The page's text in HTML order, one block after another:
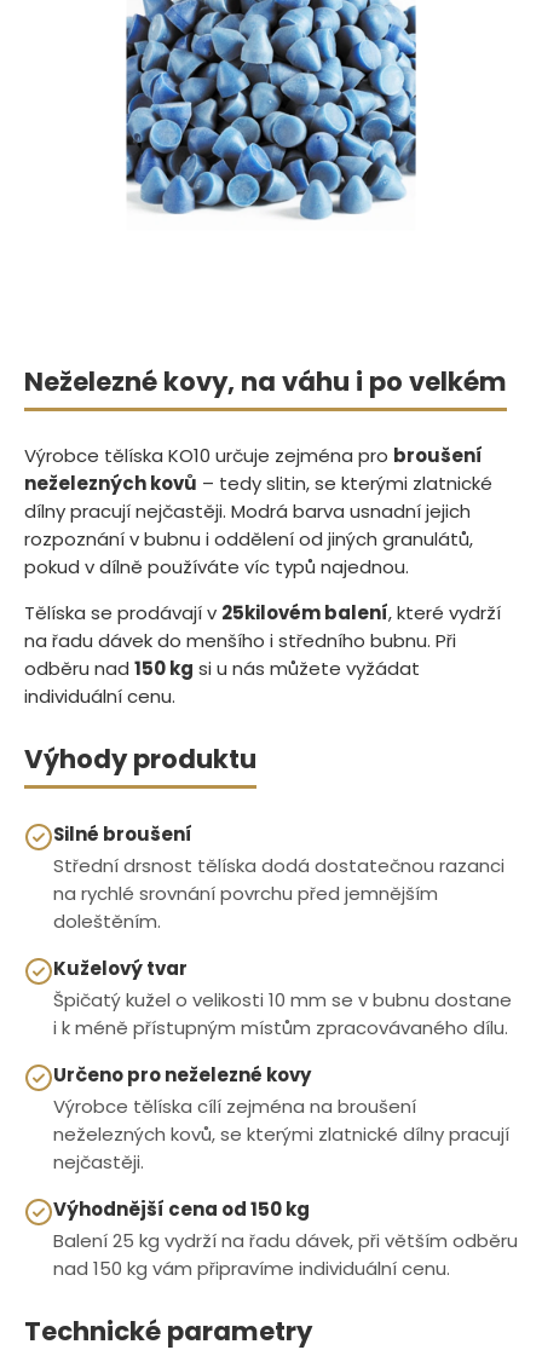
Neželezné kovy, na váhu i po velkém
Výrobce tělíska KO10 určuje zejména pro broušení
neželezných kovů – tedy slitin, se kterými zlatnické
dílny pracují nejčastěji. Modrá barva usnadní jejich
rozpoznání v bubnu i oddělení od jiných granulátů,
pokud v dílně používáte víc typů najednou.
Tělíska se prodávají v 25kilovém balení, které vydrží
na řadu dávek do menšího i středního bubnu. Při
odběru nad 150 kg si u nás můžete vyžádat
individuální cenu.
Výhody produktu
Silné broušení
Střední drsnost tělíska dodá dostatečnou razanci
na rychlé srovnání povrchu před jemnějším
doleštěním.
Kuželový tvar
Špičatý kužel o velikosti 10 mm se v bubnu dostane
i k méně přístupným místům zpracovávaného dílu.
Určeno pro neželezné kovy
Výrobce tělíska cílí zejména na broušení
neželezných kovů, se kterými zlatnické dílny pracují
nejčastěji.
Výhodnější cena od 150 kg
Balení 25 kg vydrží na řadu dávek, při větším odběru
nad 150 kg vám připravíme individuální cenu.
Technické parametry